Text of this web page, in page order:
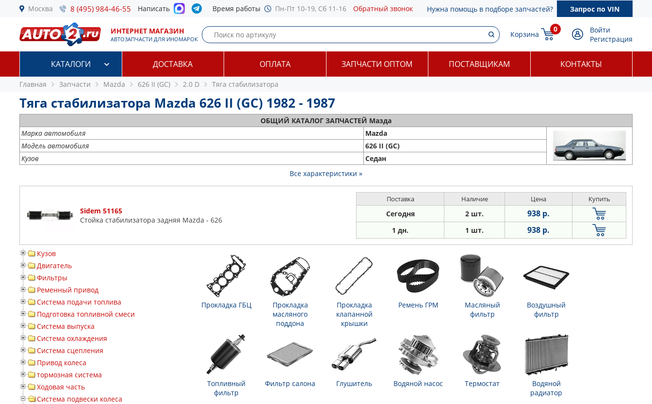
Москва 8 (495) 984-46-55 Написать Время работы Пн-Пт 10-19, Сб 11-16 Обратный звонок Нужна помощь в подборе запчастей? Запрос по VIN
ИНТЕРНЕТ МАГАЗИН
АВТОЗАПЧАСТИ ДЛЯ ИНОМАРОК
Корзина
0
Войти
Регистрация
КАТАЛОГИ ДОСТАВКА ОПЛАТА ЗАПЧАСТИ ОПТОМ ПОСТАВЩИКАМ КОНТАКТЫ
Главная Запчасти Mazda 626 II (GC) 2.0 D Тяга стабилизатора
Тяга стабилизатора Mazda 626 II (GC) 1982 - 1987
ОБЩИЙ КАТАЛОГ ЗАПЧАСТЕЙ Мазда
Марка автомобиля
Mazda
Модель автомобиля
626 II (GC)
Кузов
Седан
Все характеристики »
Sidem 51165
Стойка стабилизатора задняя Mazda - 626
Поставка Наличие Цена Купить
Сегодня 2 шт. 938 р.
1 дн. 1 шт. 938 р.
Кузов
Двигатель
Фильтры
Ременный привод
Система подачи топлива
Подготовка топливной смеси
Система выпуска
Система охлаждения
Система сцепления
Привод колеса
тормозная система
Ходовая часть
Система подвески колеса
Прокладка ГБЦ
Прокладка
масляного
поддона
Прокладка
клапанной
крышки
Ремень ГРМ
Масляный
фильтр
Воздушный
фильтр
Топливный
фильтр
Фильтр салона Глушитель Водяной насос Термостат
Водяной
радиатор